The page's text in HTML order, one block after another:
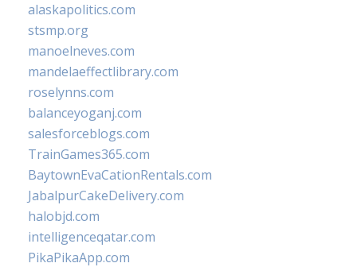
alaskapolitics.com
stsmp.org
manoelneves.com
mandelaeffectlibrary.com
roselynns.com
balanceyoganj.com
salesforceblogs.com
TrainGames365.com
BaytownEvaCationRentals.com
JabalpurCakeDelivery.com
halobjd.com
intelligenceqatar.com
PikaPikaApp.com